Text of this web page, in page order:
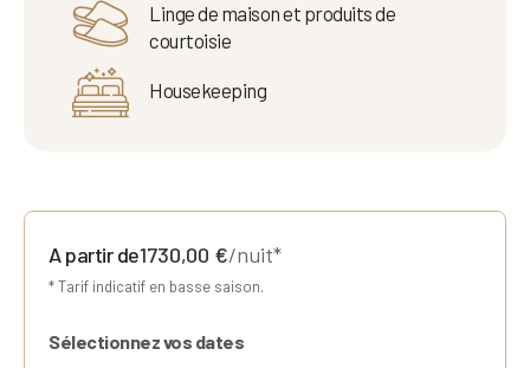
Linge de maison et produits de
courtoisie
Housekeeping
A partir de1730,00 €/nuit*
* Tarif indicatif en basse saison.
Sélectionnez vos dates